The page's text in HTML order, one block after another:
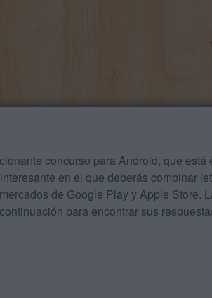
concurso para Android, que está
en el que deberás combinar
de Google Play y Apple Store.
para encontrar sus